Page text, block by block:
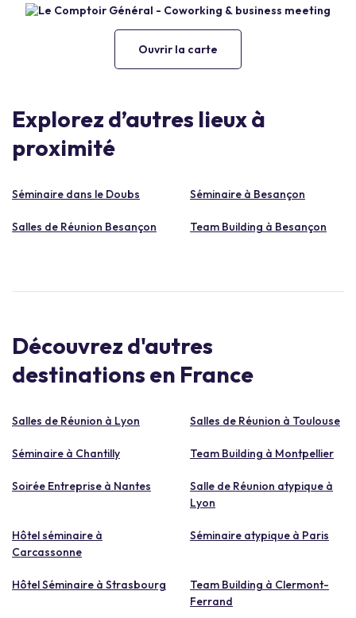
Ouvrir la carte
Explorez d’autres lieux à
proximité
Séminaire dans le Doubs Séminaire à Besançon
Salles de Réunion Besançon Team Building à Besançon
Découvrez d'autres
destinations en France
Salles de Réunion à Lyon Salles de Réunion à Toulouse
Séminaire à Chantilly Team Building à Montpellier
Soirée Entreprise à Nantes
Salle de Réunion atypique à
Lyon
Hôtel séminaire à
Carcassonne
Séminaire atypique à Paris
Hôtel Séminaire à Strasbourg
Team Building à Clermont-
Ferrand